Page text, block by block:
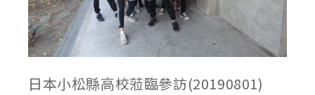
日本小松縣高校蒞臨參訪(20190801)